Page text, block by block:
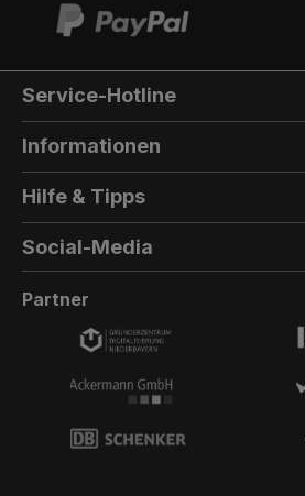
Service-Hotline
Informationen
Hilfe & Tipps
Social-Media
Partner